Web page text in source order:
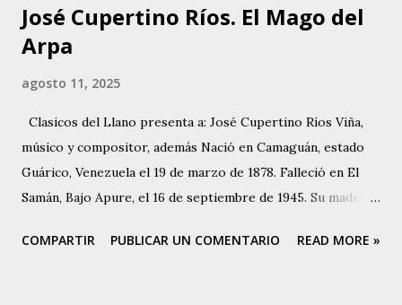
José Cupertino Ríos. El Mago del
Arpa
agosto 11, 2025
Clasicos del Llano presenta a: José Cupertino Ríos Viña,
músico y compositor, además Nació en Camaguán, estado
Guárico, Venezuela el 19 de marzo de 1878. Falleció en El
Samán, Bajo Apure, el 16 de septiembre de 1945. Su madre
Maluenga, quien era oriundo de Parapara de Ortíz. Tuvo
COMPARTIR PUBLICAR UN COMENTARIO READ MORE »